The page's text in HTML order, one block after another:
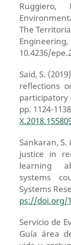
The
10.4236/
Said, S.
reflections
participatory
pp. 1124-
Sankaran, S.
justice in
learning
systems
Systems
ps://doi.org/
Servicio de
Guía área